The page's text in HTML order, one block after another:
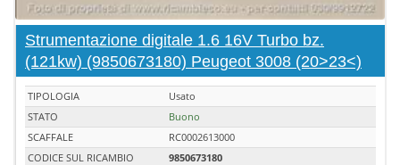
Strumentazione digitale 1.6 16V Turbo bz.
(121kw) (9850673180) Peugeot 3008 (20>23<)
TIPOLOGIA
Usato
STATO
Buono
SCAFFALE
RC0002613000
CODICE SUL RICAMBIO
9850673180